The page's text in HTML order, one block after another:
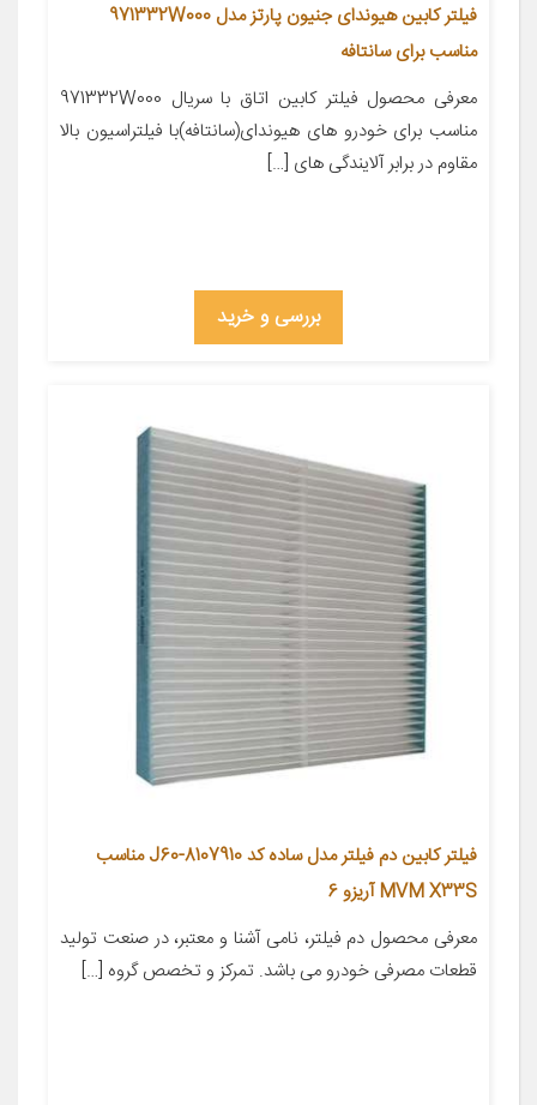
فیلتر کابین هیوندای جنیون پارتز مدل 971332W000
مناسب برای سانتافه
معرفی محصول فیلتر کابین اتاق با سریال 971332W000
مناسب برای خودرو های هیوندای(سانتافه)با فیلتراسیون بالا
مقاوم در برابر آلایندگی های […]
بررسی و خرید
فیلتر کابین دم فیلتر مدل ساده کد J60-8107910 مناسب
MVM X33S آریزو 6
معرفی محصول دم فیلتر، نامی آشنا و معتبر، در صنعت تولید
قطعات مصرفی خودرو می باشد. تمرکز و تخصص گروه […]